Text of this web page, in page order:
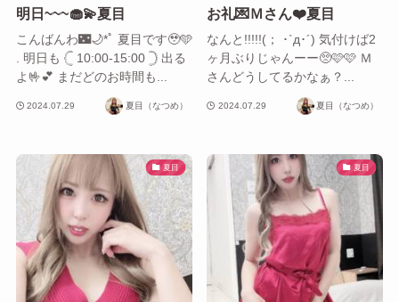
明日~~~🧁💫夏目
こんばんわ🌃🌙*ﾟ 夏目です🥹🩵
. 明日も ‎𓊆 10:00-15:00 𓊇 出る
よ🤟💕 まだどのお時間も...
2024.07.29 夏目（なつめ）
お礼💌Ｍさん❤️夏目
なんと!!!!!(； ･`д･´) 気付けば2
ヶ月ぶりじゃんーー🥺🩷🩷 Ｍ
さんどうしてるかなぁ？...
2024.07.29 夏目（なつめ）
夏目 夏目